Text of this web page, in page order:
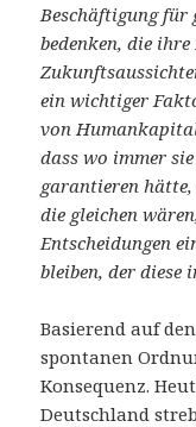
Beschäftigung für
bedenken, die
ein wichtiger
von
dass wo immer
garantieren
die gleichen
Entscheidungen
bleiben, der diese
Basierend auf
spontanen
Konsequenz.
Deutschland